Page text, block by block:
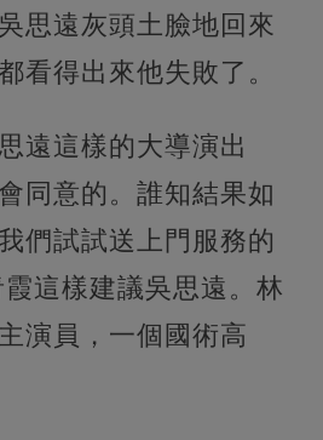
思遠灰頭土臉地回來
看得出來他失敗了。
遠這樣的大導演出
同意的。誰知結果如
們試試送上門服務的
這樣建議吳思遠。林
演員，一個國術高